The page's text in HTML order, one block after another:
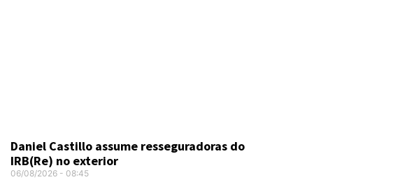
Daniel Castillo assume resseguradoras do
IRB(Re) no exterior
06/08/2026 08:45